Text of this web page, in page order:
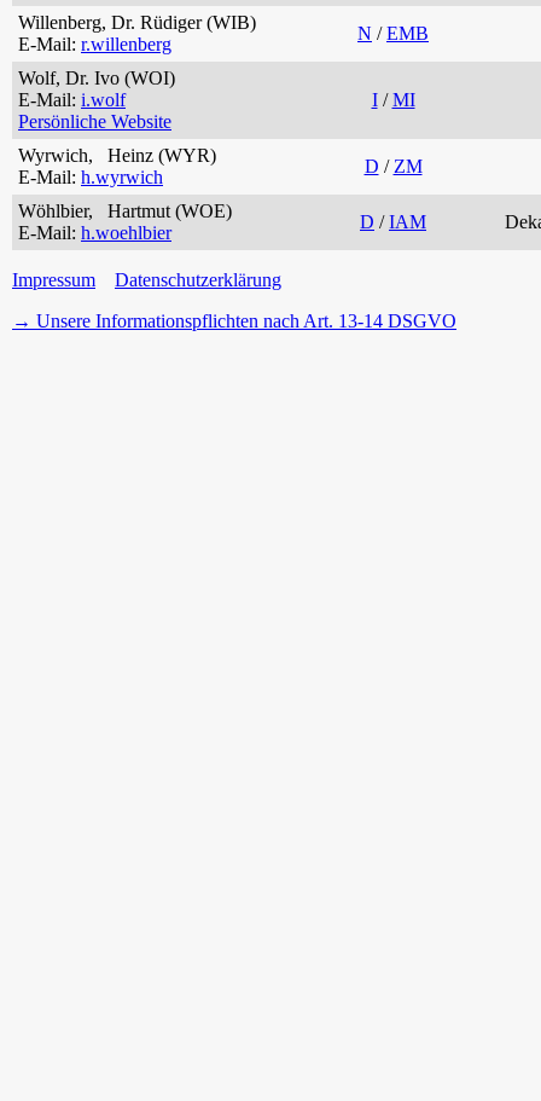
Willenberg, Dr. Rüdiger (WIB)
E-Mail: r.willenberg
N /EMB
Wolf, Dr. Ivo (WOI)
E-Mail: i.wolf
Persönliche Website
I/MI
Wyrwich, Heinz (WYR)
E-Mail: h.wyrwich
D / ZM
Wöhlbier, Hartmut (WOE)
E-Mail: h.woehlbier
D /IAM
Impressum
Datenschutzerklärung
→ Unsere Informationspflichten nach Art. 13-14 DSGVO